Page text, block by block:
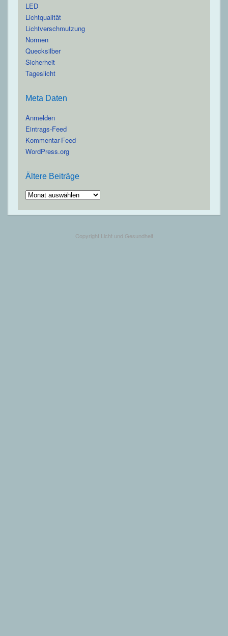
LED
Lichtqualität
Lichtverschmutzung
Normen
Quecksilber
Sicherheit
Tageslicht
Meta Daten
Anmelden
Eintrags-Feed
Kommentar-Feed
WordPress.org
Ältere Beiträge
Ältere
Beiträge
Copyright Licht und Gesundheit